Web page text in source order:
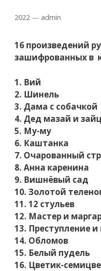
2022 — admin
16 произведений
зашифрованных в
1. Вий
2. Шинель
3. Дама с собачкой
4. Дед мазай и
5. Му-му
6. Каштанка
7. Очарованный
8. Анна каренина
9. Вишнёвый сад
10. Золотой
11. 12 стульев
12. Мастер и
13. Преступление
14. Обломов
15. Белый пудель
16. Цветик-